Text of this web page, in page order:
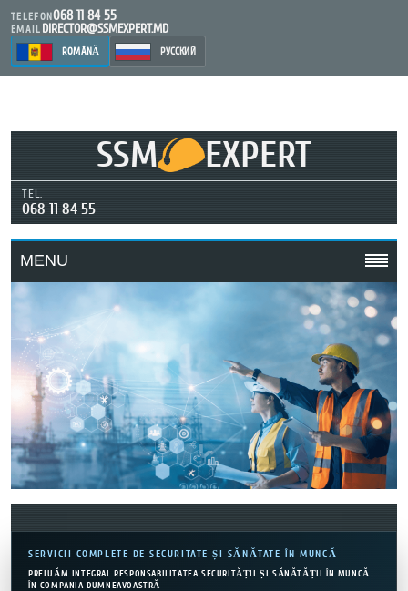
TELEFON068 11 84 55
EMAIL DIRECTOR@SSMEXPERT.MD
ROMÂNĂ РУССКИЙ
SSM EXPERT
TEL.
068 11 84 55
MENU
SERVICII COMPLETE DE SECURITATE ȘI SĂNĂTATE ÎN MUNCĂ
PRELUĂM INTEGRAL RESPONSABILITATEA SECURITĂȚII ȘI SĂNĂTĂȚII ÎN MUNCĂ
ÎN COMPANIA DUMNEAVOASTRĂ